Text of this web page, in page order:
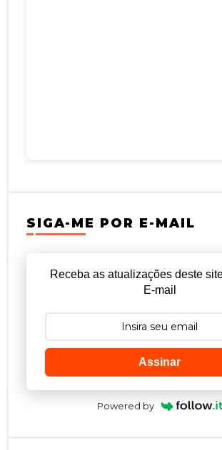
SIGA-ME POR E-MAIL
Receba as atualizações deste
E-mail
Assinar
Powered by